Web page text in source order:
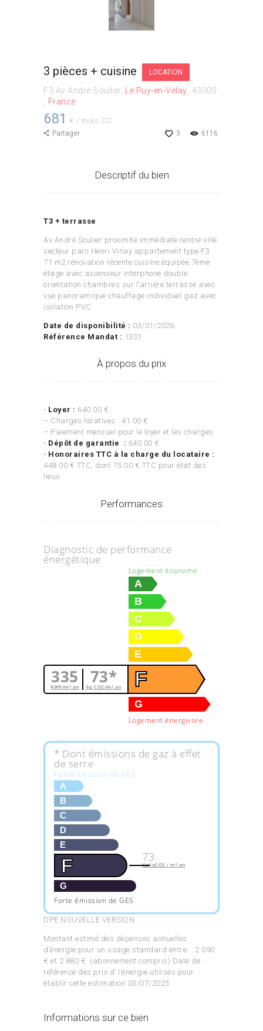
3 pièces + cuisine LOCATION
F3 Av André Soulier Le Puy-en-Velay 43000
France
681 € / mois CC
6116
3
Partager
Descriptif du bien
T3 + terrasse
Av André Soulier proximité immédiate centre ville
secteur parc Henri Vinay appartement type F3
71 m2 rénovation récente cuisine équipée 7ème
étage avec ascenseur interphone double
orientation chambres sur l’arrière terrasse avec
vue panoramique chauffage individuel gaz avec
isolation PVC
Date de disponibilité : 03/01/2026
Référence Mandat : 1301
À propos du prix
• Loyer : 640.00 €
– Charges locatives : 41.00 €
– Paiement mensuel pour le loyer et les charges
• Dépôt de garantie : 640.00 €
• Honoraires TTC à la charge du locataire :
448.00 € TTC, dont 75.00 € TTC pour état des
lieux
Performances
Diagnostic de performance
énergétique
335
KWh/m².an 73*
kg CO2/m².an
Logement économe
A
B
C
D
E
F
G
Logement énergivore
* Dont émissions de gaz à effet
de serre
Faible émission de GES
A
B
C
D
E
F
G
Forte émission de GES
73
KgéqCO2 / m².an
DPE NOUVELLE VERSION
Montant estimé des dépenses annuelles
d’énergie pour un usage standard entre : 2 090
€ et 2 880 € (abonnement compris) Date de
référence des prix d’ l’énergie utilisés pour
établir cette estimation 03/07/2025
Informations sur ce bien